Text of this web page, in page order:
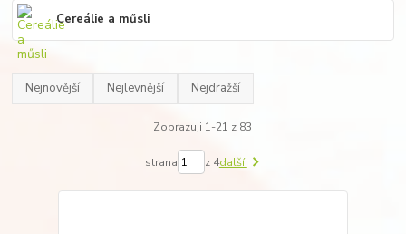
Cereálie a műsli
Nejnovější Nejlevnější Nejdražší
Zobrazuji 1-21 z 83
strana z 4další